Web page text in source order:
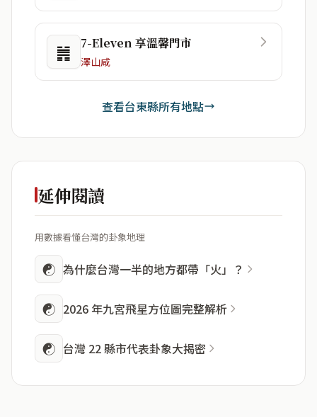
䷞ 7-Eleven 享溫馨門市
澤山咸
查看台東縣所有地點
延伸閱讀
用數據看懂台灣的卦象地理
☯ 為什麼台灣一半的地方都帶「火」？
☯ 2026 年九宮飛星方位圖完整解析
☯ 台灣 22 縣市代表卦象大揭密